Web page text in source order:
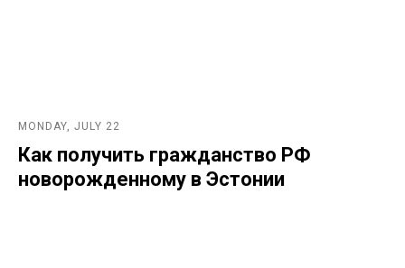
MONDAY, JULY 22
Как получить гражданство РФ
новорожденному в Эстонии